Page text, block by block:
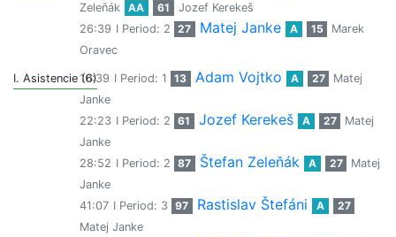
Zeleňák
AA 61
Jozef Kerekeš
26:39 I Period: 2 27 Matej Janke A 15
Marek
Oravec
I. Asistencie (6)
10:39 I Period: 1 13 Adam Vojtko A 27
Matej
Janke
22:23 I Period: 2 61 Jozef Kerekeš A 27
Matej
Janke
28:52 I Period: 2 87 Štefan Zeleňák A 27
Matej
Janke
41:07 I Period: 3 97 Rastislav Štefáni A
27
Matej Janke